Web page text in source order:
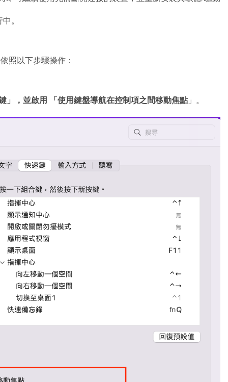
。
照以下步驟操作：
」，並啟用 「使用鍵盤導航在控制項之間移動焦點 」。